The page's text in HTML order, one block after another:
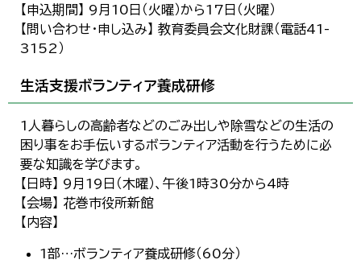
【申込期間】 9月10日（火曜）から17日（火曜）
【問い合わせ・申し込み】 教育委員会文化財課（電話41-
3152）
生活支援ボランティア養成研修
1人暮らしの高齢者などのごみ出しや除雪などの生活の
困り事をお手伝いするボランティア活動を行うために必
要な知識を学びます。
【日時】 9月19日（木曜）、午後1時30分から4時
【会場】 花巻市役所新館
【内容】
1部…ボランティア養成研修（60分）